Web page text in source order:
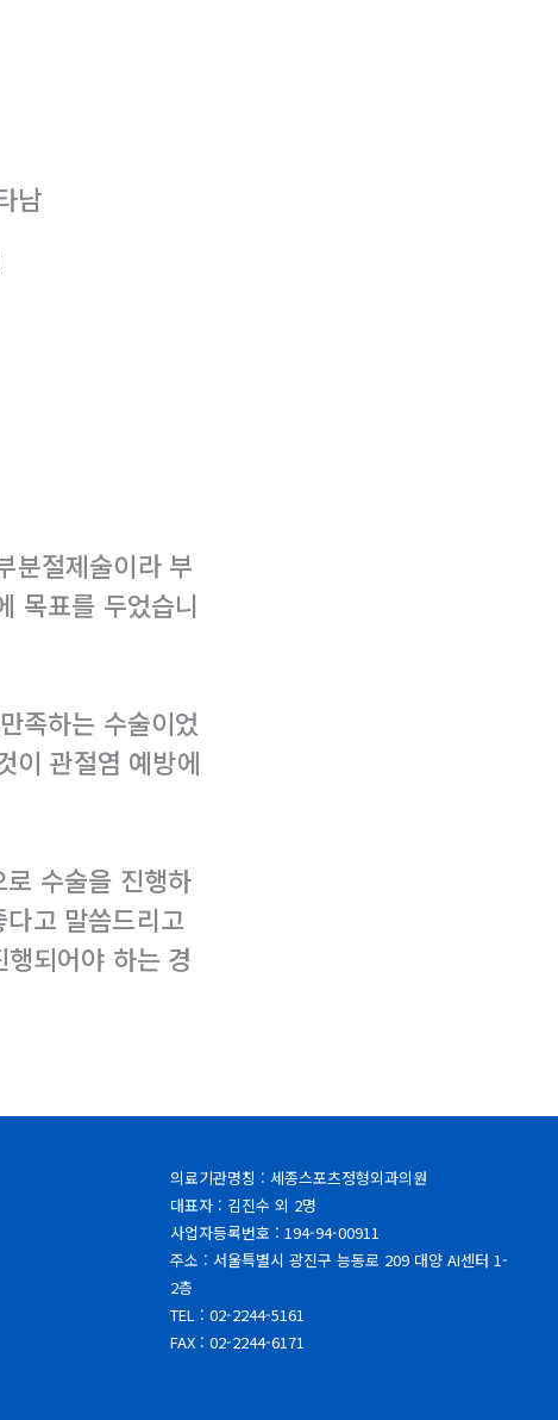
남
분절제술이라 부
목표를 두었습니
족하는 수술이었
이 관절염 예방에
수술을 진행하
고 말씀드리고
되어야 하는 경
의료기관명칭 : 세종스포츠정형외과의원
대표자 : 김진수 외 2명
사업자등록번호 : 194-94-00911
주소 : 서울특별시 광진구 능동로 209 대양 AI센터 1-
2층
TEL : 02-2244-5161
FAX : 02-2244-6171